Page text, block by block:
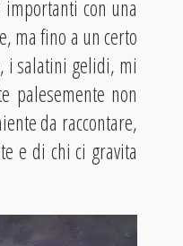
con una
ma fino a un certo
i salatini gelidi, mi
palesemente non
da raccontare,
e di chi ci gravita